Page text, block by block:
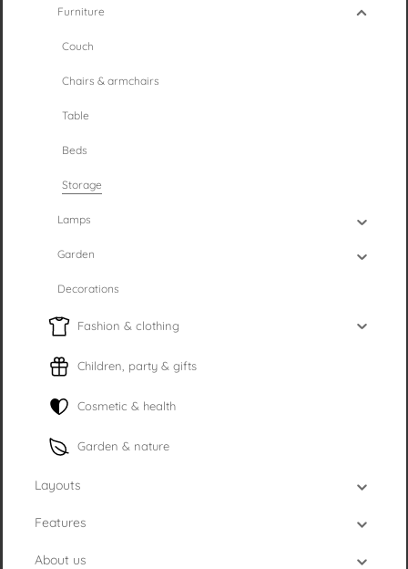
Furniture
Couch
Chairs & armchairs
Table
Beds
Storage
Lamps
Garden
Decorations
Fashion & clothing
Children, party & gifts
Cosmetic & health
Garden & nature
Layouts
Features
About us